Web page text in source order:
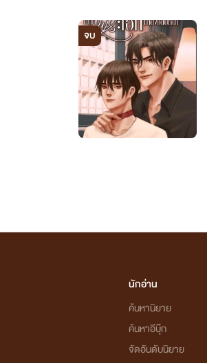
จบ
นักอ่าน
ค้นหานิยาย
ค้นหาอีบุ๊ก
จัดอันดับนิยาย